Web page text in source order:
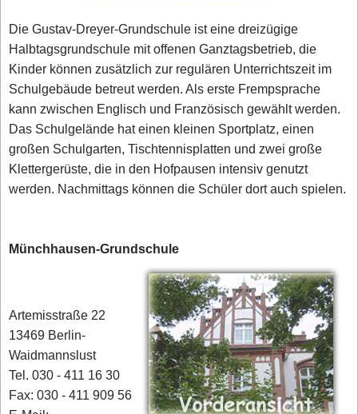
Die Gustav-Dreyer-Grundschule ist eine dreizügige
Halbtagsgrundschule mit offenen Ganztagsbetrieb, die
Kinder können zusätzlich zur regulären Unterrichtszeit im
Schulgebäude betreut werden. Als erste Frempsprache
kann zwischen Englisch und Französisch gewählt werden.
Das Schulgelände hat einen kleinen Sportplatz, einen
großen Schulgarten, Tischtennisplatten und zwei große
Klettergerüste, die in den Hofpausen intensiv genutzt
werden. Nachmittags können die Schüler dort auch spielen.
Münchhausen-Grundschule
Artemisstraße 22
13469 Berlin-
Waidmannslust
Tel. 030 - 411 16 30
Fax: 030 - 411 909 56